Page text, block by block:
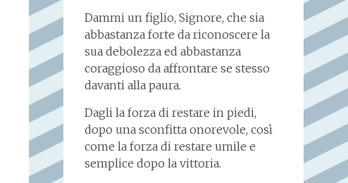
Dammi un figlio, Signore, che sia
abbastanza forte da riconoscere la
sua debolezza ed abbastanza
coraggioso da affrontare se stesso
davanti alla paura.
Dagli la forza di restare in piedi,
dopo una sconfitta onorevole, così
come la forza di restare umile e
semplice dopo la vittoria.